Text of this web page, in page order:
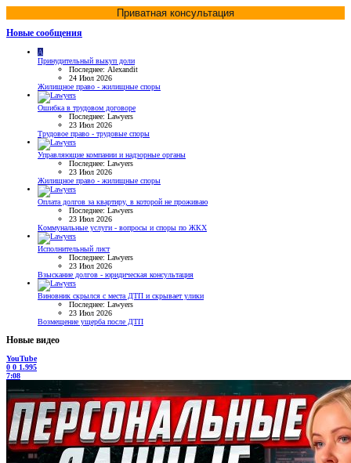
Приватная консультация
Новые сообщения
A
Принудительный выкуп доли
Последнее: Alexandit
24 Июл 2026
Жилищное право - жилищные споры
Ошибка в трудовом договоре
Последнее: Lawyers
23 Июл 2026
Трудовое право - трудовые споры
Управляющие компании и надзорные органы
Последнее: Lawyers
23 Июл 2026
Жилищное право - жилищные споры
Оплата долгов за квартиру, в которой не проживаю
Последнее: Lawyers
23 Июл 2026
Коммунальные услуги - вопросы и споры по ЖКХ
Исполнительный лист
Последнее: Lawyers
23 Июл 2026
Взыскание долгов - юридическая консультация
Виновник скрылся с места ДТП и скрывает улики
Последнее: Lawyers
23 Июл 2026
Возмещение ущерба после ДТП
Новые видео
YouTube
0 0 1.995
7:08